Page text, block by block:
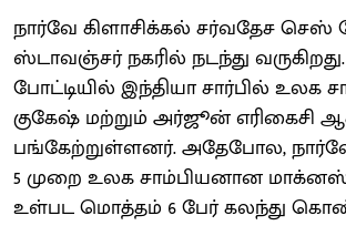
நார்வே கிளாசிக்கல் சர்வதேச செஸ்
ஸ்டாவஞ்சர் நகரில் நடந்து
போட்டியில் இந்தியா சார்பில் உலக
குகேஷ் மற்றும் அர்ஜூன் எரிகைசி
பங்கேற்றுள்ளனர். அதேபோல,
5 முறை உலக சாம்பியனான
உள்பட மொத்தம் 6 பேர் கலந்து